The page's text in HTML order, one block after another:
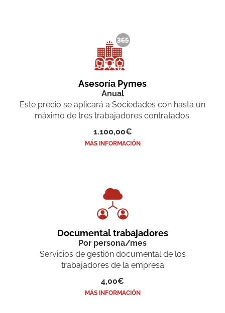
Asesoría Pymes
Anual
Este precio se aplicará a Sociedades con hasta un
máximo de tres trabajadores contratados.
1.100,00€
MÁS INFORMACIÓN
Documental trabajadores
Por persona/mes
Servicios de gestión documental de los
trabajadores de la empresa
4,00€
MÁS INFORMACIÓN